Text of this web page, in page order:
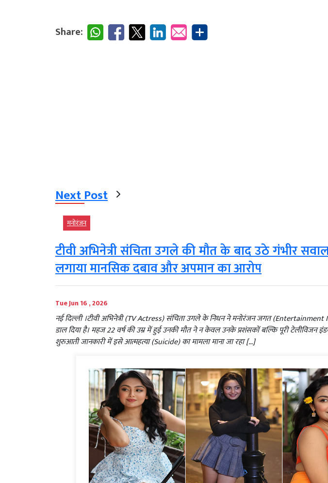
Share:
Next Post
मनोरंजन
टीवी अभिनेत्री संचिता उगले की मौत के बाद उठे गंभीर
लगाया मानसिक दबाव और अपमान का आरोप
Tue Jun 16 , 2026
नई दिल्ली ।टीवी अभिनेत्री (TV Actress) संचिता उगले के निधन ने मनोरंजन जगत
डाल दिया है। महज 22 वर्ष की उम्र में हुई उनकी मौत ने न केवल उनके प्रशंसकों बल्कि पूरी टेलीविजन
शुरुआती जानकारी में इसे आत्महत्या (Suicide) का मामला माना जा रहा […]